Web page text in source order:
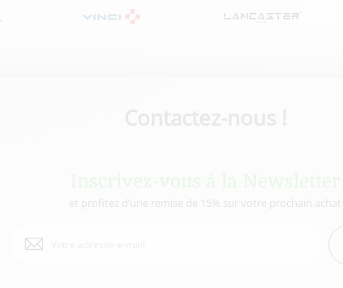
et profitez d’une remise de 15% sur votre prochain achat